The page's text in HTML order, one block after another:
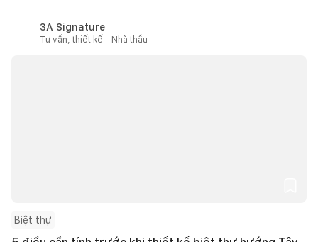
3A Signature
Tư vấn, thiết kế - Nhà thầu
Biệt thự